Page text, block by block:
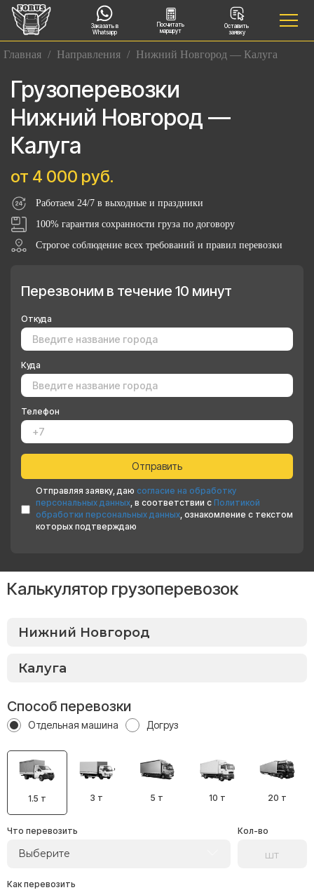
Заказать в
Whatsapp
Посчитать
маршрут
Оставить
заявку
Главная / Направления / Нижний Новгород — Калуга
Грузоперевозки
Нижний Новгород —
Калуга
от 4 000 руб.
Работаем 24/7 в выходные и праздники
100% гарантия сохранности груза по договору
Строгое соблюдение всех требований и правил перевозки
Перезвоним в течение 10 минут
Откуда
Куда
Телефон
Отправляя заявку, даю согласие на обработку
персональных данных, в соответствии с Политикой
обработки персональных данных, ознакомление с текстом
которых подтверждаю
Калькулятор грузоперевозок
Способ перевозки
Отдельная машина Догруз
1.5 т 3 т 5 т 10 т 20 т
Что перевозить
Выберите
Кол-во
Как перевозить